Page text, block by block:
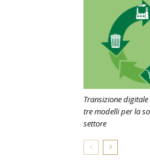
Transizione
tre modelli per la
settore